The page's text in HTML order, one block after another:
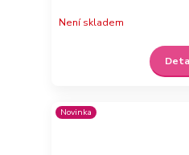
Není skladem
Novinka